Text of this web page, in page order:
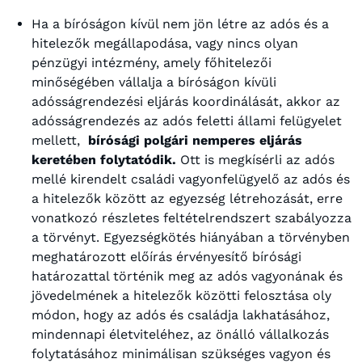
Ha a bíróságon kívül nem jön létre az adós és a
hitelezők megállapodása, vagy nincs olyan
pénzügyi intézmény, amely főhitelezői
minőségében vállalja a bíróságon kívüli
adósságrendezési eljárás koordinálását, akkor az
adósságrendezés az adós feletti állami felügyelet
mellett, bírósági polgári nemperes eljárás
keretében folytatódik. Ott is megkísérli az adós
mellé kirendelt családi vagyonfelügyelő az adós és
a hitelezők között az egyezség létrehozását, erre
vonatkozó részletes feltételrendszert szabályozza
a törvényt. Egyezségkötés hiányában a törvényben
meghatározott előírás érvényesítő bírósági
határozattal történik meg az adós vagyonának és
jövedelmének a hitelezők közötti felosztása oly
módon, hogy az adós és családja lakhatásához,
mindennapi életviteléhez, az önálló vállalkozás
folytatásához minimálisan szükséges vagyon és